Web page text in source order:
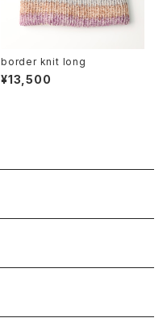
border knit long
¥13,500